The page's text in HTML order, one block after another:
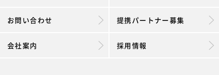
お問い合わせ 提携パートナー募集
会社案内 採用情報